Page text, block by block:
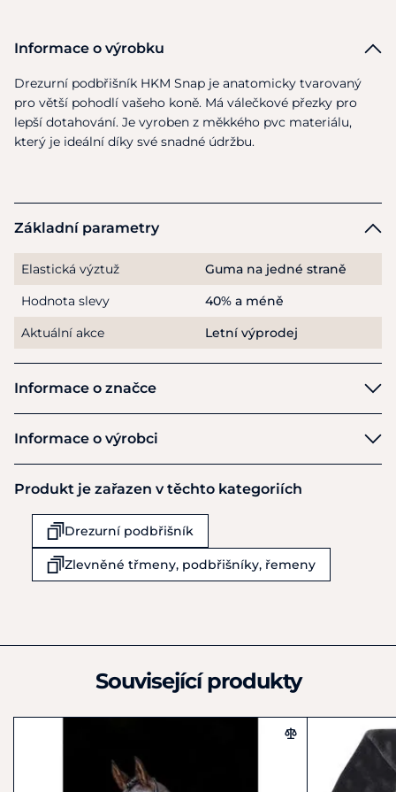
Informace o výrobku
Drezurní podbřišník HKM Snap je anatomicky tvarovaný
pro větší pohodlí vašeho koně. Má válečkové přezky pro
lepší dotahování. Je vyroben z měkkého pvc materiálu,
který je ideální díky své snadné údržbu.
Základní parametry
Elastická výztuž
Guma na jedné straně
Hodnota slevy
40% a méně
Aktuální akce
Letní výprodej
Informace o značce
HKM
Informace o výrobci
HKM Sports Equipment GmbH
Veldenhauser Str 240
Neuenhaus
D49828
Německo
Produkt je zařazen v těchto kategoriích
Drezurní podbřišník
Zlevněné třmeny, podbřišníky, řemeny
Související produkty